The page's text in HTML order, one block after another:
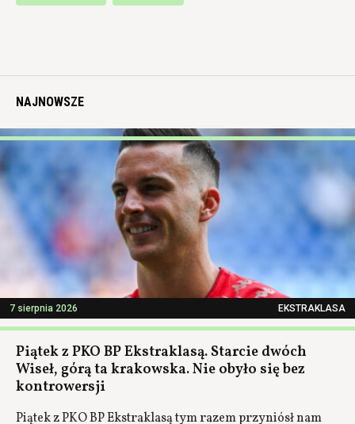
NAJNOWSZE
7 sierpnia 2026 EKSTRAKLASA
Piątek z PKO BP Ekstraklasą. Starcie dwóch
Wiseł, górą ta krakowska. Nie obyło się bez
kontrowersji
Piątek z PKO BP Ekstraklasą tym razem przyniósł nam